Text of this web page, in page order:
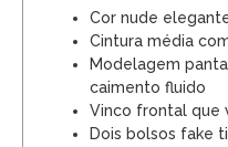
Cor nude
Cintura média
Modelagem
caimento fluido
Vinco frontal que
Dois bolsos fake